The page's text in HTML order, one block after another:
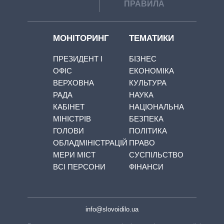
ПРАВИЛА
МОНІТОРИНГ
ПРЕЗИДЕНТ І
ОФІС
ВЕРХОВНА
РАДА
КАБІНЕТ
МІНІСТРІВ
ГОЛОВИ
ОБЛАДМІНІСТРАЦІЙ
МЕРИ МІСТ
ВСІ ПЕРСОНИ
ТЕМАТИКИ
БІЗНЕС
ЕКОНОМІКА
КУЛЬТУРА
НАУКА
НАЦІОНАЛЬНА
БЕЗПЕКА
ПОЛІТИКА
ПРАВО
СУСПІЛЬСТВО
ФІНАНСИ
info@slovoidilo.ua